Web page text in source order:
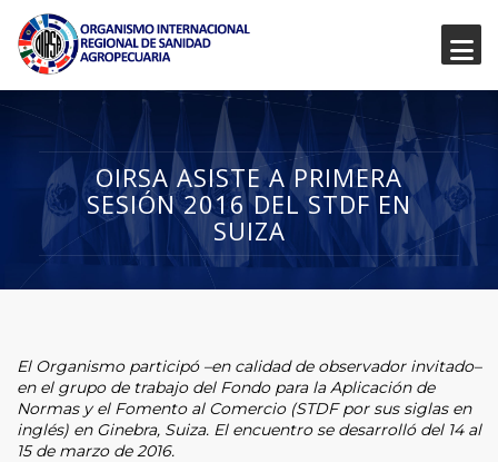
OIRSA ASISTE A PRIMERA
SESIÓN 2016 DEL STDF EN
SUIZA
El Organismo participó –en calidad de observador invitado–
en el grupo de trabajo del Fondo para la Aplicación de
Normas y el Fomento al Comercio (STDF por sus siglas en
inglés) en Ginebra, Suiza. El encuentro se desarrolló del 14 al
15 de marzo de 2016.